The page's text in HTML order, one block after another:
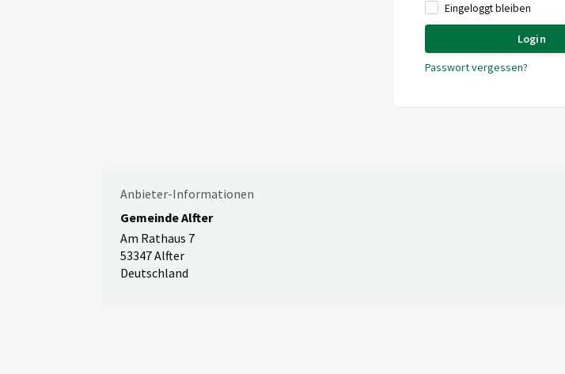
Eingeloggt bleiben
Login
Passwort vergessen?
Anbieter-Informationen
Gemeinde Alfter
Am Rathaus 7
53347 Alfter
Deutschland